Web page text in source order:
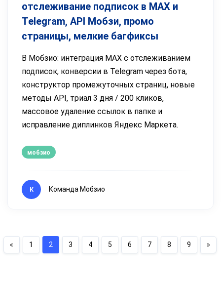
отслеживание подписок в MAX и
Telegram, API Мобзи, промо
страницы, мелкие багфиксы
В Мобзио: интеграция MAX с отслеживанием
подписок, конверсии в Telegram через бота,
конструктор промежуточных страниц, новые
методы API, триал 3 дня / 200 кликов,
массовое удаление ссылок в папке и
исправление диплинков Яндекс Маркета.
мобзио
К Команда Мобзио
« 1 2 3 4 5 6 7 8 9 »